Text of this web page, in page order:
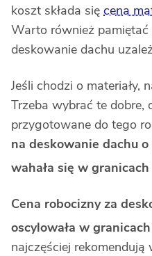
koszt składa się cena
Warto również pamiętać
deskowanie dachu
Jeśli chodzi o materiały,
Trzeba wybrać te dobre,
przygotowane do tego
na deskowanie dachu
wahała się w
Cena robocizny za
oscylowała w
najczęściej rekomendują